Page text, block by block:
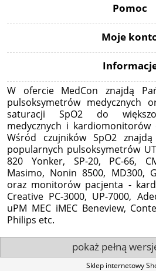
Pomoc
Moje
W ofercie MedCon znajdą
pulsoksymetrów medycznych
saturacji SpO2 do
medycznych i
Wśród czujników SpO2
popularnych pulsoksymetrów
820 Yonker, SP-20, PC-66,
Masimo, Nonin 8500, MD300,
oraz monitorów pacjenta -
Creative PC-3000, UP-7000,
uPM MEC iMEC Beneview,
Philips etc.
pokaż pełną
Sklep internetowy